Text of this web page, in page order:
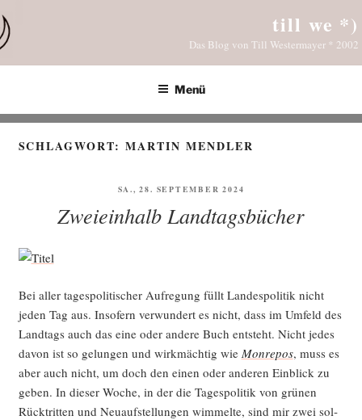
Inhalt
springen
till we *)
Das Blog von Till Westermayer * 2002
Menü
SCHLAGWORT:MARTIN MENDLER
VERÖFFENTLICHT
SA., 28. SEPTEMBER 2024
Zweieinhalb Landtagsbücher
Bei aller tages­po­li­ti­scher Auf­re­gung füllt Lan­des­po­li­tik nicht
jeden Tag aus. Inso­fern ver­wun­dert es nicht, dass im Umfeld des
Land­tags auch das eine oder ande­re Buch ent­steht. Nicht jedes
davon ist so gelun­gen und wirk­mäch­tig wie Mon­r­epos, muss es
aber auch nicht, um doch den einen oder ande­ren Ein­blick zu
geben. In die­ser Woche, in der die Tages­po­li­tik von grü­nen
Rück­trit­ten und Neu­auf­stel­lun­gen wim­mel­te, sind mir zwei sol­